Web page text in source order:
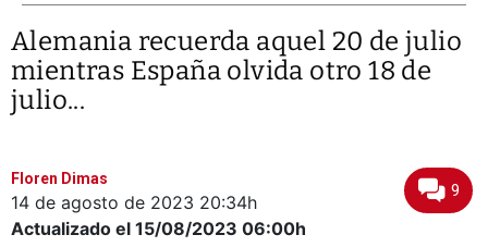
Alemania recuerda aquel 20 de julio
mientras España olvida otro 18 de
julio...
Floren Dimas
14 de agosto de 2023 20:34h
Actualizado el 15/08/2023 06:00h
9